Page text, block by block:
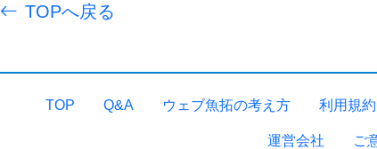
TOPへ戻る
TOP Q&A ウェブ魚拓の考え方 利用規約
運営会社 ご